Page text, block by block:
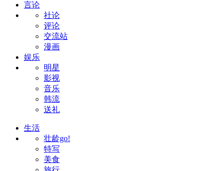
言论
社论
评论
交流站
漫画
娱乐
明星
影视
音乐
韩流
送礼
生活
壮龄go!
特写
美食